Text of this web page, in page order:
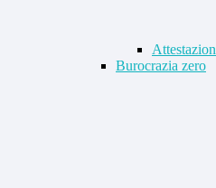
Burocrazia zero